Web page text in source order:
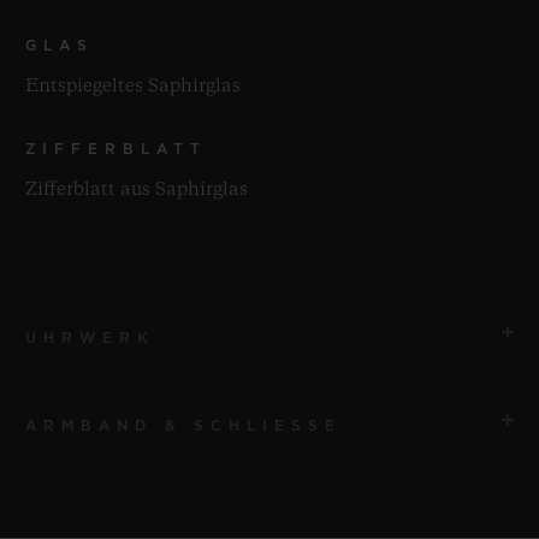
GLAS
Entspiegeltes Saphirglas
ZIFFERBLATT
Zifferblatt aus Saphirglas